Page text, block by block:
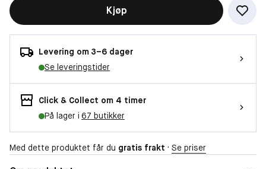
Kjøp
Levering om 3–6 dager
Se leveringstider
Click & Collect om 4 timer
På lager i 67 butikker
Med dette produktet får du gratis frakt · Se priser